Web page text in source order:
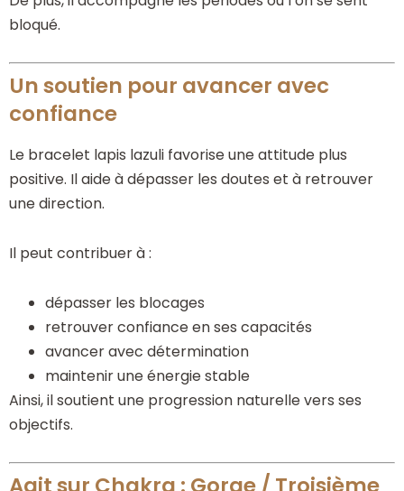
bloqué.
Un soutien pour avancer avec
confiance
Le bracelet lapis lazuli favorise une attitude plus
positive. Il aide à dépasser les doutes et à retrouver
une direction.
Il peut contribuer à :
dépasser les blocages
retrouver confiance en ses capacités
avancer avec détermination
maintenir une énergie stable
Ainsi, il soutient une progression naturelle vers ses
objectifs.